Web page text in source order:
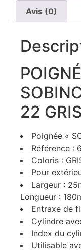
Avis (0)
22
Poignée «
Référence :
Coloris :
Pour
Largeur :
Longueur :
Entraxe de
Cylindre
Index du
Utilisable